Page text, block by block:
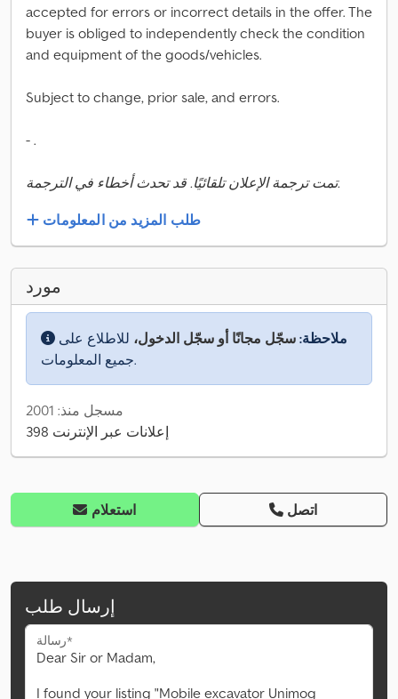
accepted for errors or incorrect details in the offer. The
buyer is obliged to independently check the condition
and equipment of the goods/vehicles.
Subject to change, prior sale, and errors.
- .
تمت ترجمة الإعلان تلقائيًا. قد تحدث أخطاء في الترجمة.
طلب المزيد من المعلومات
مورد
ملاحظة: سجّل مجانًا أو سجّل الدخول، للاطلاع على
جميع المعلومات.
مسجل منذ: 2001
398 إعلانات عبر الإنترنت
استعلام اتصل
إرسال طلب
رسالة*